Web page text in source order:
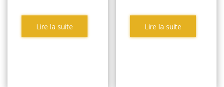
Lire la suite Lire la suite